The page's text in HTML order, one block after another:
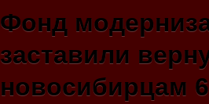
Фонд
заставили
новосибирцам